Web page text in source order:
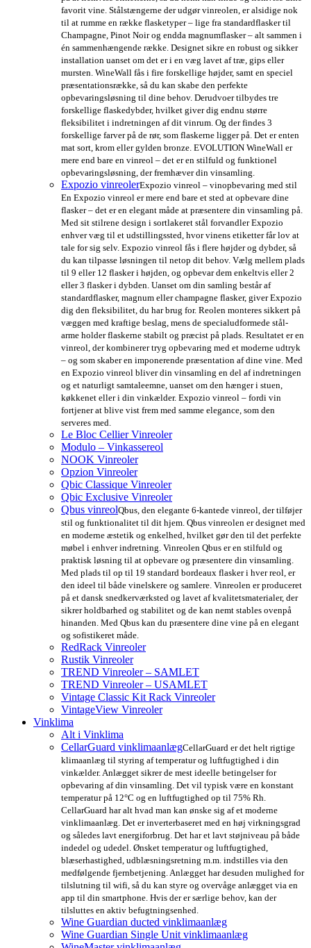
favorit vine. Stålstængerne der udgør vinreolen, er alsidige nok
til at rumme en række flasketyper – lige fra standardflasker til
Champagne, Pinot Noir og endda magnumflasker – alt sammen i
én sammenhængende række. Designet sikre en robust og sikker
installation uanset om det er i en væg lavet af træ, gips eller
mursten. WineWall fås i fire forskellige højder, samt en speciel
præsentationsrække, så du kan skabe den perfekte
opbevaringsløsning til dine behov. Derudvoer tilbydes tre
forskellige flaskedybder, hvilket giver dig endnu større
fleksibilitet i indretningen af dit vinrum. Og der findes 3
forskellige farver på de rør, som flaskerne ligger på. Det er enten
mat sort, krom eller gylden bronze. EVOLUTION WineWall er
mere end bare en vinreol – det er en stilfuld og funktionel
opbevaringsløsning, der fremhæver din vinsamling.
Expozio vinreolerExpozio vinreol – vinopbevaring med stil
En Expozio vinreol er mere end bare et sted at opbevare dine
flasker – det er en elegant måde at præsentere din vinsamling på.
Med sit stilrene design i sortlakeret stål forvandler Expozio
enhver væg til et udstillingssted, hvor vinens etiketter får lov at
tale for sig selv. Expozio vinreol fås i flere højder og dybder, så
du kan tilpasse løsningen til netop dit behov. Vælg mellem plads
til 9 eller 12 flasker i højden, og opbevar dem enkeltvis eller 2
eller 3 flasker i dybden. Uanset om din samling består af
standardflasker, magnum eller champagne flasker, giver Expozio
dig den fleksibilitet, du har brug for. Reolen monteres sikkert på
væggen med kraftige beslag, mens de specialudformede stål-
arme holder flaskerne stabilt og præcist på plads. Resultatet er en
vinreol, der kombinerer tryg opbevaring med et moderne udtryk
– og som skaber en imponerende præsentation af dine vine. Med
en Expozio vinreol bliver din vinsamling en del af indretningen
og et naturligt samtaleemne, uanset om den hænger i stuen,
køkkenet eller i din vinkælder. Expozio vinreol – fordi vin
fortjener at blive vist frem med samme elegance, som den
serveres med.
Le Bloc Cellier Vinreoler
Modulo – Vinkassereol
NOOK Vinreoler
Opzion Vinreoler
Qbic Classique Vinreoler
Qbic Exclusive Vinreoler
Qbus vinreolQbus, den elegante 6-kantede vinreol, der tilføjer
stil og funktionalitet til dit hjem. Qbus vinreolen er designet med
en moderne æstetik og enkelhed, hvilket gør den til det perfekte
møbel i enhver indretning. Vinreolen Qbus er en stilfuld og
praktisk løsning til at opbevare og præsentere din vinsamling.
Med plads til op til 19 standard bordeaux flasker i hver reol, er
den ideel til både vinelskere og samlere. Vinreolen er produceret
på et dansk snedkerværksted og lavet af kvalitetsmaterialer, der
sikrer holdbarhed og stabilitet og de kan nemt stables ovenpå
hinanden. Med Qbus kan du præsentere dine vine på en elegant
og sofistikeret måde.
RedRack Vinreoler
Rustik Vinreoler
TREND Vinreoler – SAMLET
TREND Vinreoler – USAMLET
Vintage Classic Kit Rack Vinreoler
VintageView Vinreoler
Vinklima
Alt i Vinklima
CellarGuard vinklimaanlægCellarGuard er det helt rigtige
klimaanlæg til styring af temperatur og luftfugtighed i din
vinkælder. Anlægget sikrer de mest ideelle betingelser for
opbevaring af din vinsamling. Det vil typisk være en konstant
temperatur på 12°C og en luftfugtighed op til 75% Rh.
CellarGuard har alt hvad man kan ønske sig af et moderne
vinklimaanlæg. Det er inverterbaseret med en høj virkningsgrad
og således lavt energiforbrug. Det har et lavt støjniveau på både
indedel og udedel. Ønsket temperatur og luftfugtighed,
blæserhastighed, udblæsningsretning m.m. indstilles via den
medfølgende fjernbetjening. Anlægget har desuden mulighed for
tilslutning til wifi, så du kan styre og overvåge anlægget via en
app til din smartphone. Hvis der er særlige behov, kan der
tilsluttes en aktiv befugtningsenhed.
Wine Guardian ducted vinklimaanlæg
Wine Guardian Single Unit vinklimaanlæg